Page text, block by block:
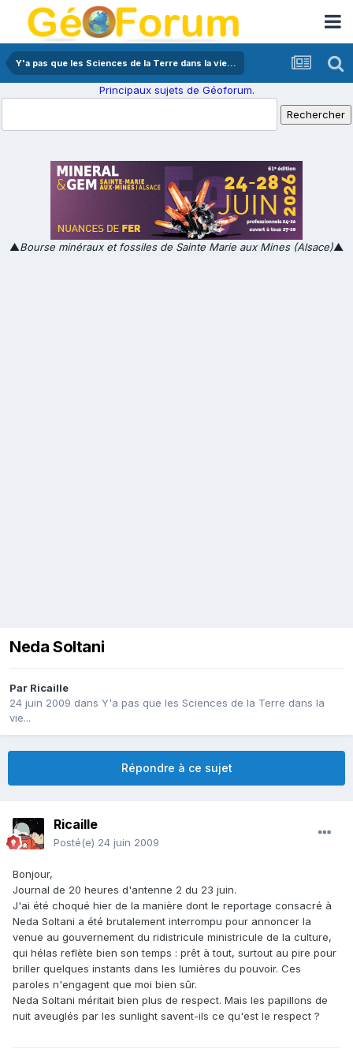
Y'a pas que les Sciences de la Terre dans la vie...
Principaux sujets de Géoforum.
▲Bourse minéraux et fossiles de Sainte Marie aux Mines (Alsace)▲
Neda Soltani
Par Ricaille
24 juin 2009 dans Y'a pas que les Sciences de la Terre dans la
vie...
Répondre à ce sujet
Ricaille
Posté(e) 24 juin 2009
Bonjour,
Journal de 20 heures d'antenne 2 du 23 juin.
J'ai été choqué hier de la manière dont le reportage consacré à
Neda Soltani a été brutalement interrompu pour annoncer la
venue au gouvernement du ridistricule ministricule de la culture,
qui hélas reflète bien son temps : prêt à tout, surtout au pire pour
briller quelques instants dans les lumières du pouvoir. Ces
paroles n'engagent que moi bien sûr.
Neda Soltani méritait bien plus de respect. Mais les papillons de
nuit aveuglés par les sunlight savent-ils ce qu'est le respect ?